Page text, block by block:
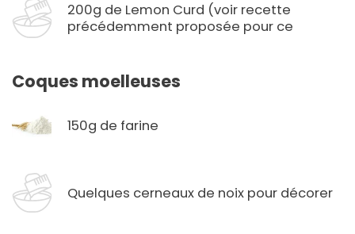
200g de Lemon Curd (voir recette
précédemment proposée pour ce
Coques moelleuses
150g de farine
Quelques cerneaux de noix pour décorer